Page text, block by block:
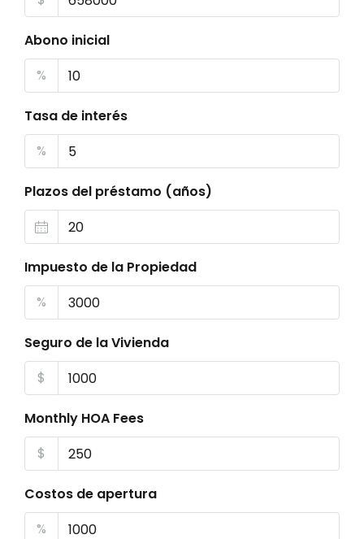
Abono inicial
%
Tasa de interés
%
Plazos del préstamo (años)
Impuesto de la Propiedad
%
Seguro de la Vivienda
$
Monthly HOA Fees
$
Costos de apertura
%